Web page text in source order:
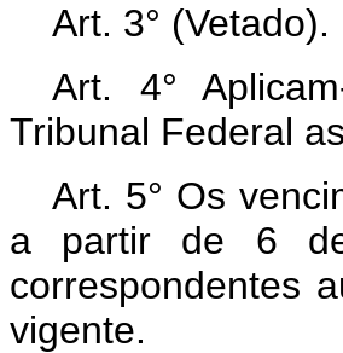
Art. 3° (Vetado).
Art. 4°
Tribunal Federal
Art. 5° Os
a partir de 6 de
correspondentes
vigente.